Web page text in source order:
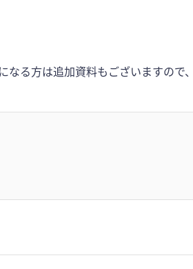
る方は追加資料もございますので